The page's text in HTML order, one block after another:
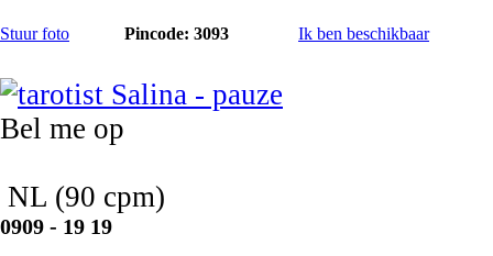
Stuur foto Pincode: 3093 Ik ben beschikbaar
Bel me op
NL (90 cpm)
0909 - 19 19